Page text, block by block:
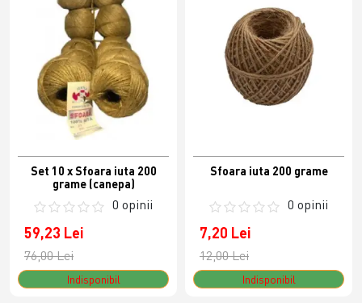
Set 10 x Sfoara iuta 200
grame (canepa)
0 opinii
59,23 Lei
76,00 Lei
Indisponibil
Sfoara iuta 200 grame
0 opinii
7,20 Lei
12,00 Lei
Indisponibil